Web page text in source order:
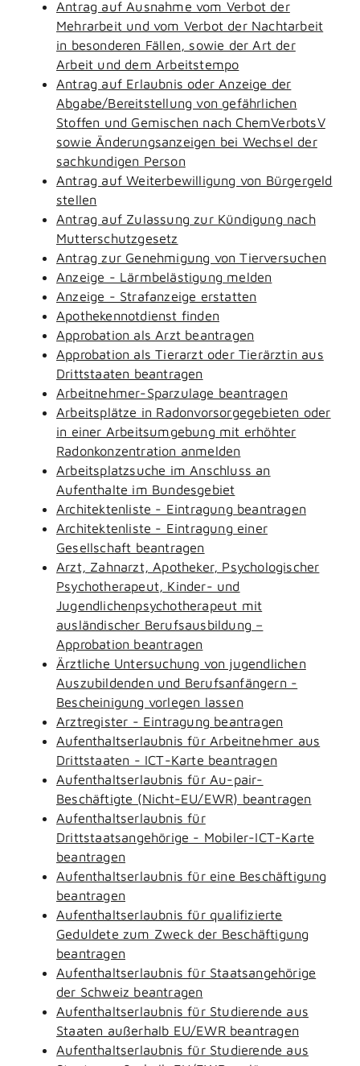
Antrag auf Ausnahme vom Verbot der
Mehrarbeit und vom Verbot der Nachtarbeit
in besonderen Fällen, sowie der Art der
Arbeit und dem Arbeitstempo
Antrag auf Erlaubnis oder Anzeige der
Abgabe/Bereitstellung von gefährlichen
Stoffen und Gemischen nach ChemVerbotsV
sowie Änderungsanzeigen bei Wechsel der
sachkundigen Person
Antrag auf Weiterbewilligung von Bürgergeld
stellen
Antrag auf Zulassung zur Kündigung nach
Mutterschutzgesetz
Antrag zur Genehmigung von Tierversuchen
Anzeige - Lärmbelästigung melden
Anzeige - Strafanzeige erstatten
Apothekennotdienst finden
Approbation als Arzt beantragen
Approbation als Tierarzt oder Tierärztin aus
Drittstaaten beantragen
Arbeitnehmer-Sparzulage beantragen
Arbeitsplätze in Radonvorsorgegebieten oder
in einer Arbeitsumgebung mit erhöhter
Radonkonzentration anmelden
Arbeitsplatzsuche im Anschluss an
Aufenthalte im Bundesgebiet
Architektenliste - Eintragung beantragen
Architektenliste - Eintragung einer
Gesellschaft beantragen
Arzt, Zahnarzt, Apotheker, Psychologischer
Psychotherapeut, Kinder- und
Jugendlichenpsychotherapeut mit
ausländischer Berufsausbildung –
Approbation beantragen
Ärztliche Untersuchung von jugendlichen
Auszubildenden und Berufsanfängern -
Bescheinigung vorlegen lassen
Arztregister - Eintragung beantragen
Aufenthaltserlaubnis für Arbeitnehmer aus
Drittstaaten - ICT-Karte beantragen
Aufenthaltserlaubnis für Au-pair-
Beschäftigte (Nicht-EU/EWR) beantragen
Aufenthaltserlaubnis für
Drittstaatsangehörige - Mobiler-ICT-Karte
beantragen
Aufenthaltserlaubnis für eine Beschäftigung
beantragen
Aufenthaltserlaubnis für qualifizierte
Geduldete zum Zweck der Beschäftigung
beantragen
Aufenthaltserlaubnis für Staatsangehörige
der Schweiz beantragen
Aufenthaltserlaubnis für Studierende aus
Staaten außerhalb EU/EWR beantragen
Aufenthaltserlaubnis für Studierende aus